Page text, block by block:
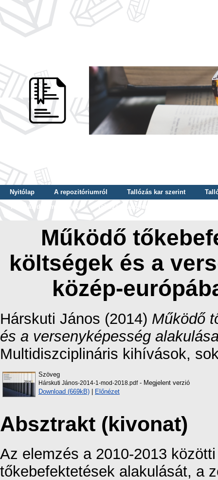
Nyitólap A repozitóriumról Tallózás kar szerint
Tallózás dátum szerint
Tallózás tudományterület szerint
Működő
költségek és a
közép-
Hárskuti János (2014) Működő
és a versenyképesség
Multidiszciplináris kihívások,
Szöveg
Hárskuti János-2014-1-mod-2018.pdf- Megjelent verzió
Download (669kB) | Előnézet
Absztrakt (kivonat)
Az elemzés a 2010-2013
tőkebefektetések alakulását, a